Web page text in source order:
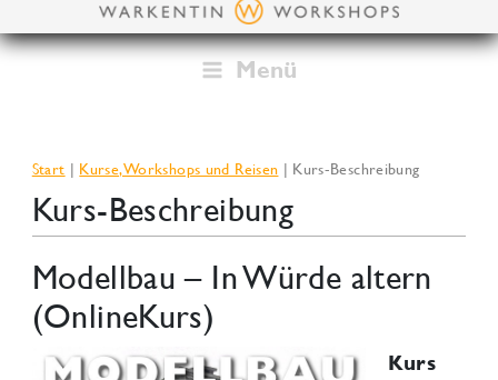
Inhalt
Menü
Start Kurse, Workshops und Reisen Kurs-Beschreibung
Kurs-Beschreibung
Modellbau – In Würde altern
(OnlineKurs)
Kurs